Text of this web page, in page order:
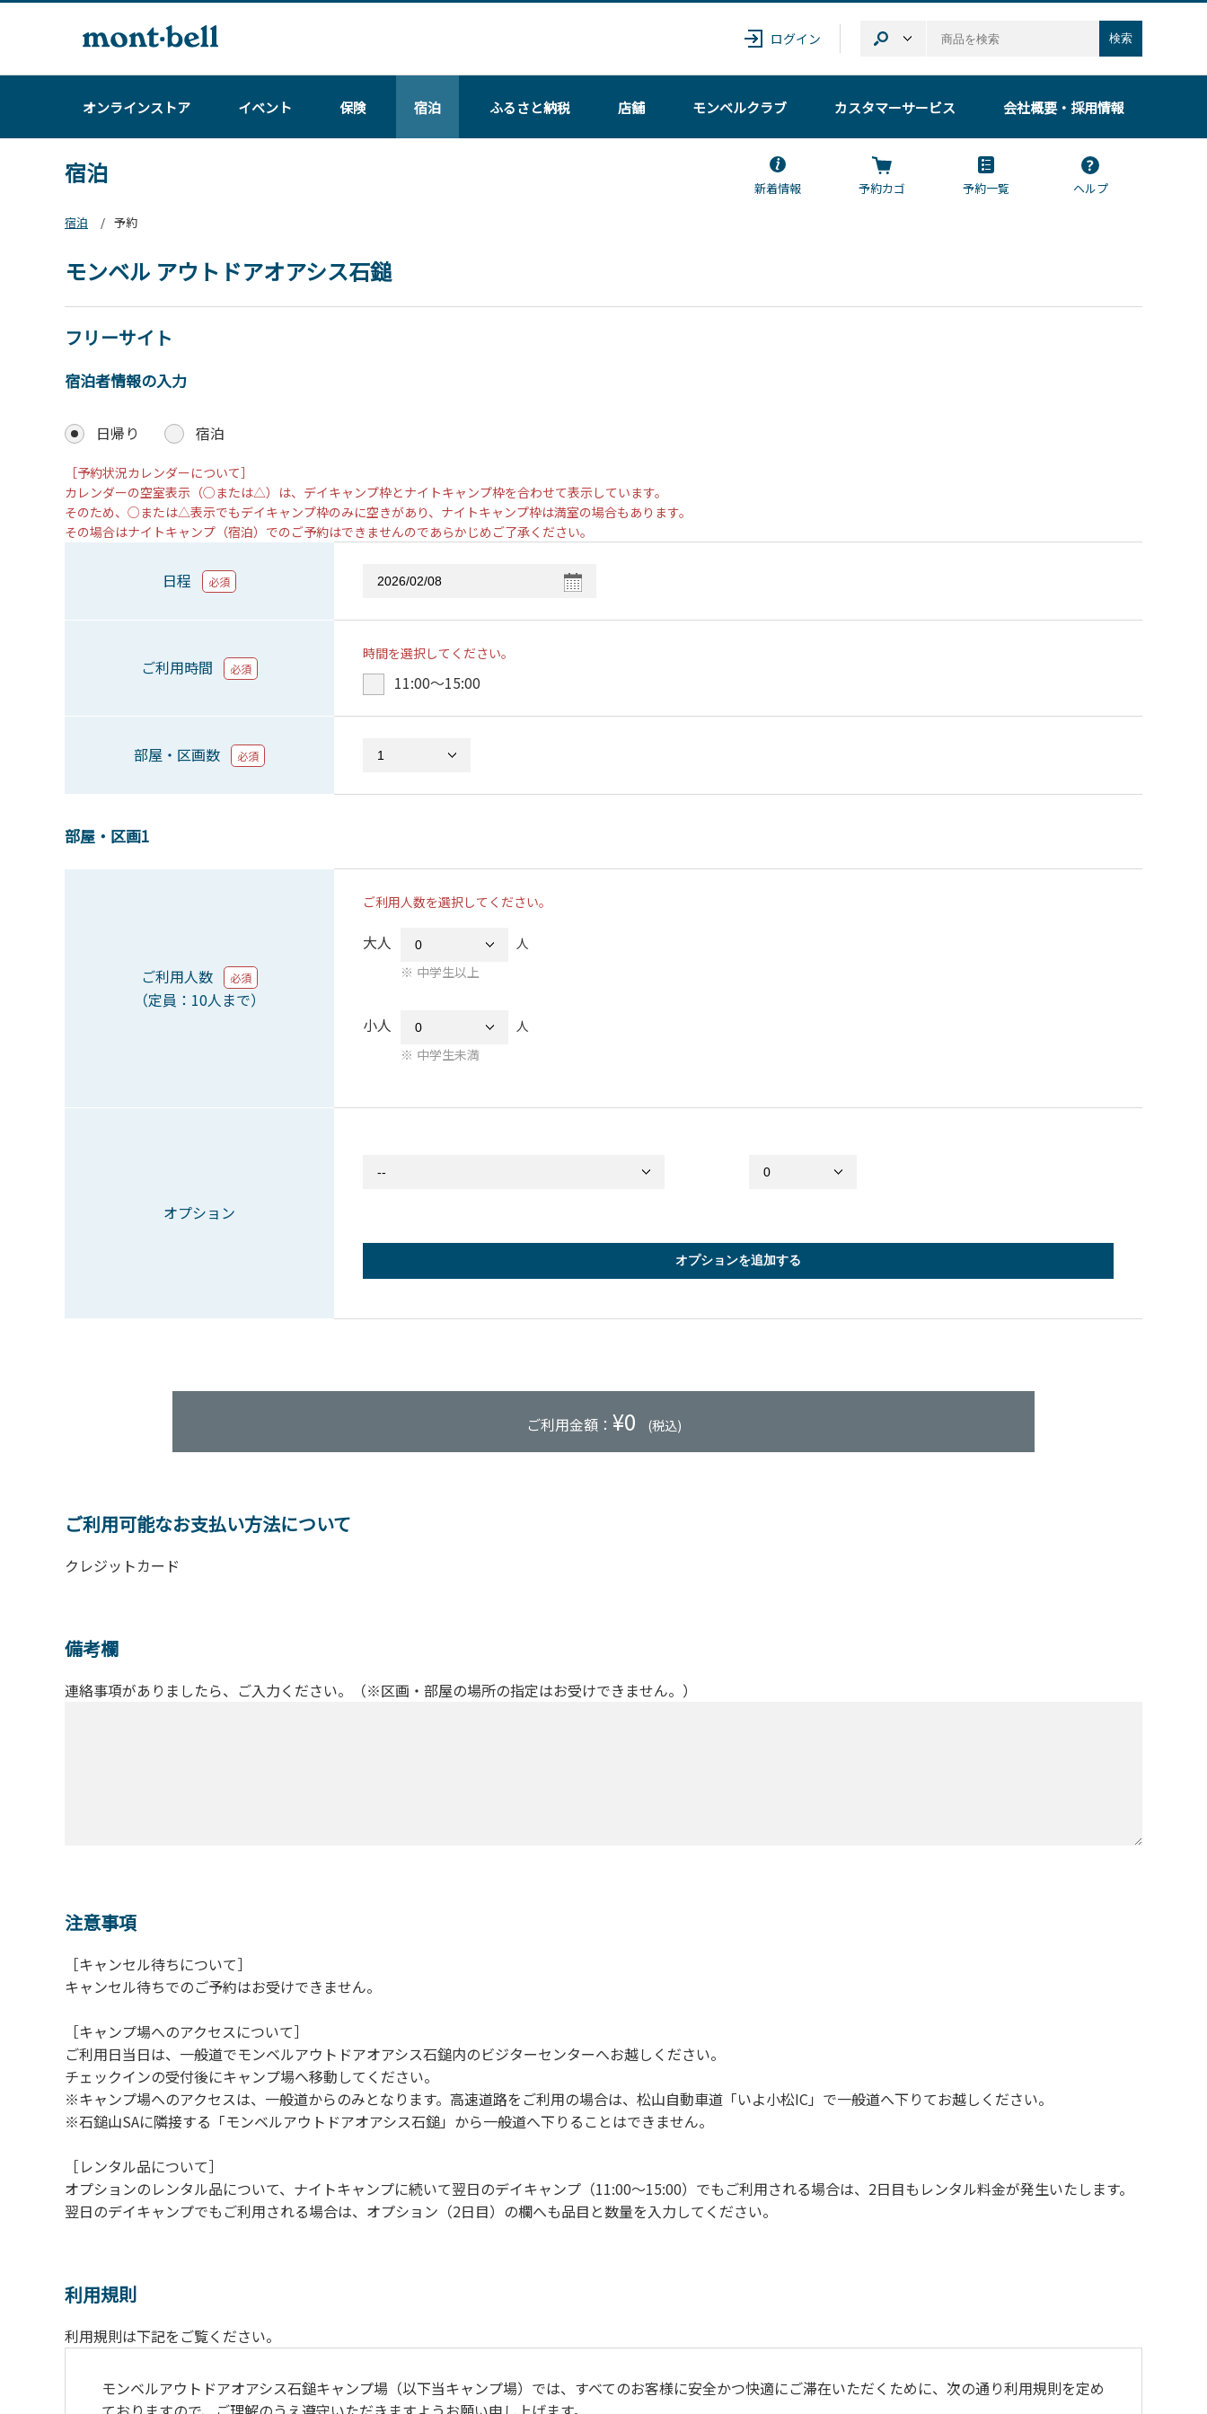
ログイン 検索
オンラインストア イベント 保険 宿泊 ふるさと納税 店舗 モンベルクラブ カスタマーサービス 会社概要・採用情報
宿泊
新着情報 予約カゴ 予約一覧
ヘルプ
宿泊
予約
モンベル アウトドアオアシス石鎚
フリーサイト
宿泊者情報の入力
日帰り 宿泊
［予約状況カレンダーについて］
カレンダーの空室表示（○または△）は、デイキャンプ枠とナイトキャンプ枠を合わせて表示しています。
そのため、○または△表示でもデイキャンプ枠のみに空きがあり、ナイトキャンプ枠は満室の場合もあります。
その場合はナイトキャンプ（宿泊）でのご予約はできませんのであらかじめご了承ください。
日程 必須
ご利用時間 必須
時間を選択してください。
11:00〜15:00
部屋・区画数 必須
部屋・区画1
ご利用人数 必須
（定員：10人まで）
ご利用人数を選択してください。
大人
人
中学生以上
小人
人
中学生未満
オプション
オプションを追加する
ご利用金額： ¥0 (税込)
ご利用可能なお支払い方法について
クレジットカード
備考欄
連絡事項がありましたら、ご入力ください。（※区画・部屋の場所の指定はお受けできません。）
注意事項
［キャンセル待ちについて］
キャンセル待ちでのご予約はお受けできません。
［キャンプ場へのアクセスについて］
ご利用日当日は、一般道でモンベルアウトドアオアシス石鎚内のビジターセンターへお越しください。
チェックインの受付後にキャンプ場へ移動してください。
※キャンプ場へのアクセスは、一般道からのみとなります。高速道路をご利用の場合は、松山自動車道「いよ小松IC」で一般道へ下りてお越しください。
※石鎚山SAに隣接する「モンベルアウトドアオアシス石鎚」から一般道へ下りることはできません。
［レンタル品について］
オプションのレンタル品について、ナイトキャンプに続いて翌日のデイキャンプ（11:00～15:00）でもご利用される場合は、2日目もレンタル料金が発生いたします。
翌日のデイキャンプでもご利用される場合は、オプション（2日目）の欄へも品目と数量を入力してください。
利用規則
利用規則は下記をご覧ください。
モンベルアウトドアオアシス⽯鎚キャンプ場（以下当キャンプ場）では、すべてのお客様に安全かつ快適にご滞在いただくために、次の通り利⽤規則を定め